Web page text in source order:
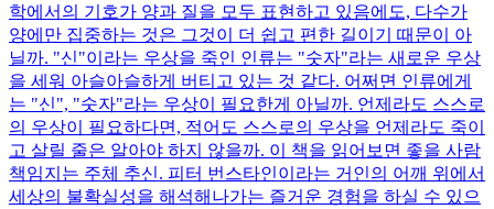
학에서의 기호가 양과 질을 모두 표현하고 있음에도, 다수가
양에만 집중하는 것은 그것이 더 쉽고 편한 길이기 때문이 아
닐까. "신"이라는 우상을 죽인 인류는 "숫자"라는 새로운 우상
을 세워 아슬아슬하게 버티고 있는 것 같다. 어쩌면 인류에게
는 "신", "숫자"라는 우상이 필요한게 아닐까. 언제라도 스스로
의 우상이 필요하다면, 적어도 스스로의 우상을 언제라도 죽이
고 살릴 줄은 알아야 하지 않을까. 이 책을 읽어보면 좋을 사람
책임지는 주체 추신. 피터 번스타인이라는 거인의 어깨 위에서
세상의 불확실성을 해석해나가는 즐거운 경험을 하실 수 있으